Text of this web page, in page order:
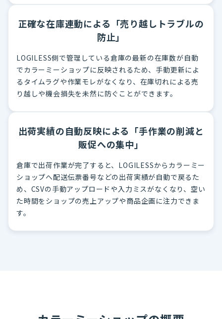
正確な在庫連動による「売り越しトラブルの
防止」
LOGILESS側で管理している倉庫の最新の在庫数が自動
でカラーミーショップに反映されるため、手動更新によ
るタイムラグや作業モレがなくなり、在庫切れによる売
り越しや機会損失を未然に防ぐことができます。
出荷実績の自動反映による「手作業の削減と
販促への集中」
倉庫で出荷作業が完了すると、LOGILESSからカラーミー
ショップへ配送伝票番号などの出荷実績が自動で戻るた
め、CSVの手動アップロードや入力ミスがなくなり、空い
た時間をショップの売上アップや商品企画に注力できま
す。